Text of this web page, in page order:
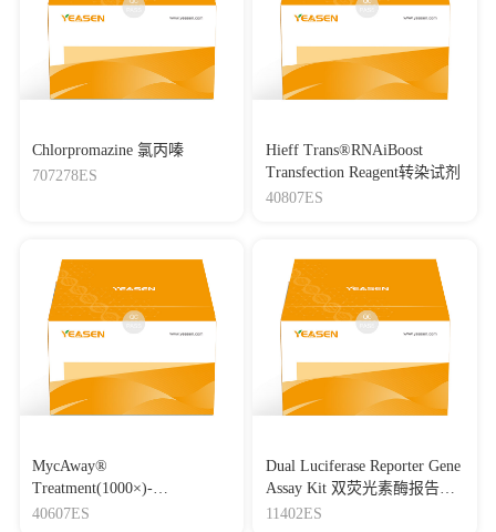
Chlorpromazine 氯丙嗪
707278ES
Hieff Trans®RNAiBoost
Transfection Reagent转染试剂
40807ES
MycAway®
Treatment(1000×)-
Mycoplasma Elimination
40607ES
Dual Luciferase Reporter Gene
Assay Kit 双荧光素酶报告基
因检测试剂盒
11402ES